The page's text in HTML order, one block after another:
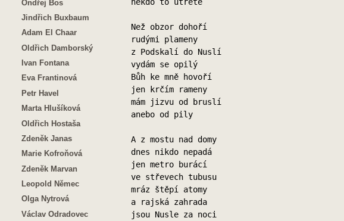
Ondřej Bos
Jindřich Buxbaum
Adam El Chaar
Oldřich Damborský
Ivan Fontana
Eva Frantinová
Petr Havel
Marta Hlušíková
Oldřich Hostaša
Zdeněk Janas
Marie Kofroňová
Zdeněk Marvan
Leopold Němec
Olga Nytrová
Václav Odradovec
Než obzor dohoří
rudými plameny
z Podskalí do Nuslí
vydám se opilý
Bůh ke mně hovoří
jen krčím rameny
mám jizvu od bruslí
anebo od pily
A z mostu nad domy
dnes nikdo nepadá
jen metro burácí
ve střevech tubusu
mráz štěpí atomy
a rajská zahrada
jsou Nusle za noci